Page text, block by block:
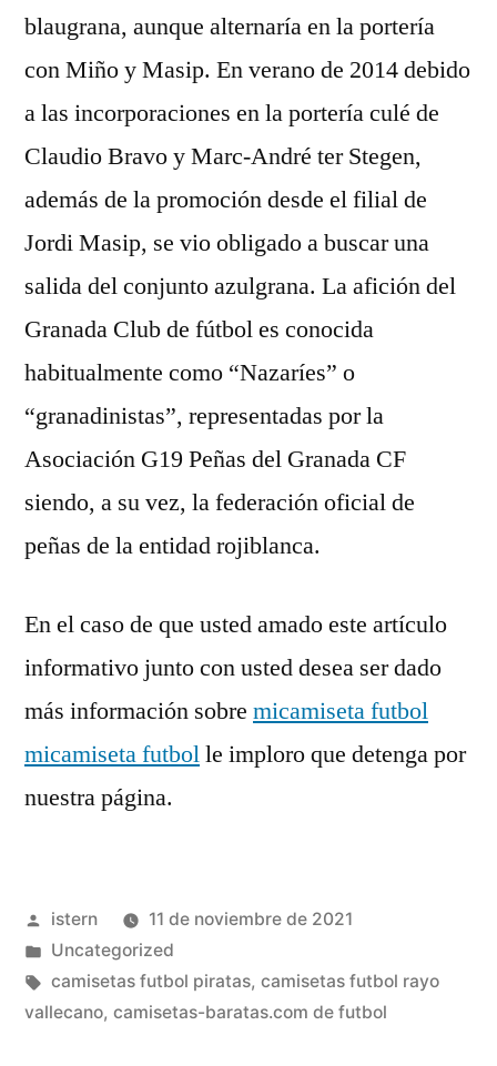
blaugrana, aunque alternaría en la portería
con Miño y Masip. En verano de 2014 debido
a las incorporaciones en la portería culé de
Claudio Bravo y Marc-André ter Stegen,
además de la promoción desde el filial de
Jordi Masip, se vio obligado a buscar una
salida del conjunto azulgrana. La afición del
Granada Club de fútbol es conocida
habitualmente como “Nazaríes” o
“granadinistas”, representadas por la
Asociación G19 Peñas del Granada CF
siendo, a su vez, la federación oficial de
peñas de la entidad rojiblanca.
En el caso de que usted amado este artículo
informativo junto con usted desea ser dado
más información sobre micamiseta futbol
micamiseta futbolle imploro que detenga por
nuestra página.
Publicado
por
istern
11 de noviembre de 2021
Publicado
en
Uncategorized
Etiquetas:
camisetas futbol piratas, camisetas futbol rayo
vallecano, camisetas-baratas.com de futbol